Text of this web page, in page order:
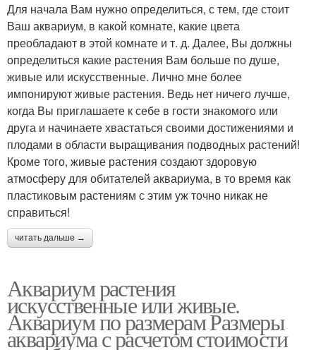
Для начала Вам нужно определиться, с тем, где стоит
Ваш аквариум, в какой комнате, какие цвета
преобладают в этой комнате и т. д. Далее, Вы должны
определиться какие растения Вам больше по душе,
живые или искусственные. Лично мне более
импонируют живые растения. Ведь нет ничего лучше,
когда Вы приглашаете к себе в гости знакомого или
друга и начинаете хвастаться своими достижениями и
плодами в области выращивания подводных растений!
Кроме того, живые растения создают здоровую
атмосферу для обитателей аквариума, в то время как
пластиковым растениям с этим уж точно никак не
справиться!
читать дальше →
Аквариум растения
искусственные или живые.
Аквариум по размерам Размеры
аквариума с расчетом стоимости